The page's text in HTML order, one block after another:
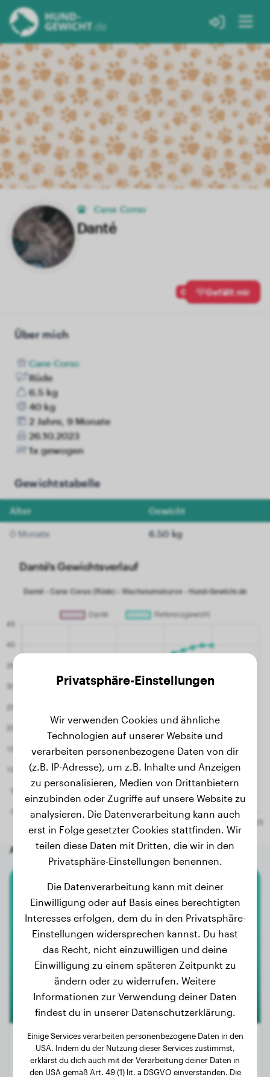
Cane Corso
Danté
0 Gefällt mir
Über mich
Cane Corso
Rüde
6.5 kg
40 kg
2 Jahre, 9 Monate
26.10.2023
1x gewogen
Gewichtstabelle
Alter Gewicht
0 Monate 6.50 kg
Danté's Gewichtsverlauf
Andere zufällige Hunde
Englische Bulldogge
Buddha
Gewicht:
30 kg
Privatsphäre-Einstellungen
Wir verwenden Cookies und ähnliche
Technologien auf unserer Website und
verarbeiten personenbezogene Daten von dir
(z.B. IP-Adresse), um z.B. Inhalte und Anzeigen
zu personalisieren, Medien von Drittanbietern
einzubinden oder Zugriffe auf unsere Website zu
analysieren. Die Datenverarbeitung kann auch
erst in Folge gesetzter Cookies stattfinden. Wir
teilen diese Daten mit Dritten, die wir in den
Privatsphäre-Einstellungen benennen.
Die Datenverarbeitung kann mit deiner
Einwilligung oder auf Basis eines berechtigten
Interesses erfolgen, dem du in den Privatsphäre-
Einstellungen widersprechen kannst. Du hast
das Recht, nicht einzuwilligen und deine
Einwilligung zu einem späteren Zeitpunkt zu
ändern oder zu widerrufen. Weitere
Informationen zur Verwendung deiner Daten
findest du in unserer Datenschutzerklärung.
Einige Services verarbeiten personenbezogene Daten in den
USA. Indem du der Nutzung dieser Services zustimmst,
erklärst du dich auch mit der Verarbeitung deiner Daten in
den USA gemäß Art. 49 (1) lit. a DSGVO einverstanden. Die